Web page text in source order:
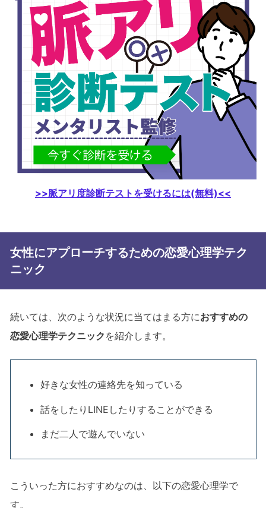
>>脈アリ度診断テストを受けるには(無料)<<
女性にアプローチするための恋愛心理学テク
ニック
続いては、次のような状況に当てはまる方におすすめの
恋愛心理学テクニック を紹介します。
好きな女性の連絡先を知っている
話をしたりLINEしたりすることができる
まだ二人で遊んでいない
こういった方におすすめなのは、以下の恋愛心理学で
す。